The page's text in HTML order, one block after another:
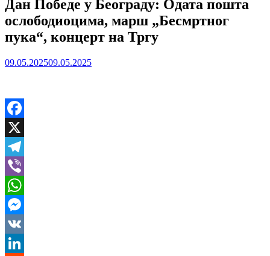
Дан Победе у Београду: Одата пошта
ослободиоцима, марш „Бесмртног
пука“, концерт на Тргу
09.05.202509.05.2025
Facebook
X
Telegram
Viber
WhatsApp
Messenger
VK